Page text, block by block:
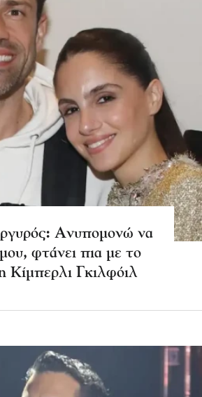
Ανυπομονώ να
φτάνει πια με το
Κίμπερλι Γκιλφόιλ